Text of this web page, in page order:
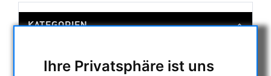
Ihre Privatsphäre ist uns
KATEGORIEN
ENTFERNUNGSMESSER